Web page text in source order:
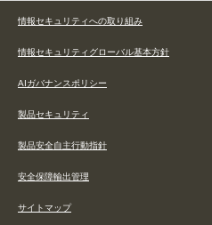
情報セキュリティへの取り組み
情報セキュリティグローバル基本方針
AIガバナンスポリシー
製品セキュリティ
製品安全自主行動指針
安全保障輸出管理
サイトマップ